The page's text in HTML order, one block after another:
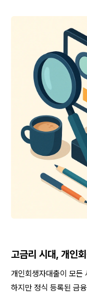
고금리 시대, 개인
개인회생자대출이 모든
하지만 정식 등록된 금